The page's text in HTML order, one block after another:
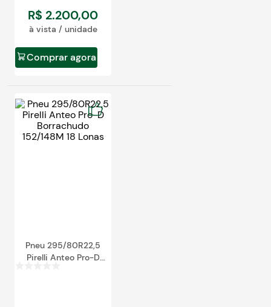
R$ 2.200,00
à vista / unidade
Comprar agora
Pneu 295/80R22,5
Pirelli Anteo Pro-D